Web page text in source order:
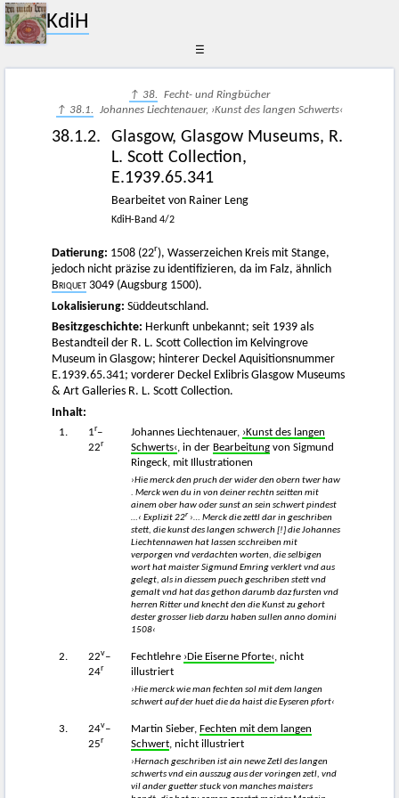
KdiH
☰
↑ 38. Fecht- und Ringbücher
↑ 38.1. Johannes Liechtenauer, ›Kunst des langen Schwerts‹
38.1.2.
Glasgow, Glasgow Museums, R.
L. Scott Collection,
E.1939.65.341
Bearbeitet von Rainer Leng
KdiH-Band 4/2
Datierung: 1508 (22r), Wasserzeichen Kreis mit Stange,
jedoch nicht präzise zu identifizieren, da im Falz, ähnlich
Briquet 3049 (Augsburg 1500).
Lokalisierung: Süddeutschland.
Besitzgeschichte: Herkunft unbekannt; seit 1939 als
Bestandteil der R. L. Scott Collection im Kelvingrove
Museum in Glasgow; hinterer Deckel Aquisitionsnummer
E.1939.65.341; vorderer Deckel Exlibris Glasgow Museums
& Art Galleries R. L. Scott Collection.
Inhalt:
1. 1r–
22r
Johannes Liechtenauer, ›Kunst des langen
Schwerts‹, in der Bearbeitung von Sigmund
Ringeck, mit Illustrationen
›Hie merck den pruch der wider den obern twer haw
. Merck wen du in von deiner rechtn seitten mit
ainem ober haw oder sunst an sein schwert pindest
…‹ Explizit 22r ›… Merck die zettl dar in geschriben
stett, die kunst des langen schwerch [!] die Johannes
Liechtennawen hat lassen scchreiben mit
verporgen vnd verdachten worten, die selbigen
wort hat maisterSigmund Emring verklert vnd aus
gelegt, als in diessem puech geschriben stett vnd
gemalt vnd hat das gethon darumb daz fursten vnd
herren Ritter und knecht den die Kunst zu gehort
dester grosser lieb darzu haben sullen anno domini
1508‹
2. 22v–
24r
Fechtlehre ›Die Eiserne Pforte‹, nicht
illustriert
›Hie merck wie man fechten sol mit dem langen
schwert auf der huet die da haist die Eyseren pfort‹
3. 24v–
25r
Martin Sieber, Fechten mit dem langen
Schwert, nicht illustriert
›Hernach geschriben ist ain newe Zetl des langen
schwerts vnd ein ausszug aus der voringen zetl, vnd
vil ander guetter stuck von manches maisters